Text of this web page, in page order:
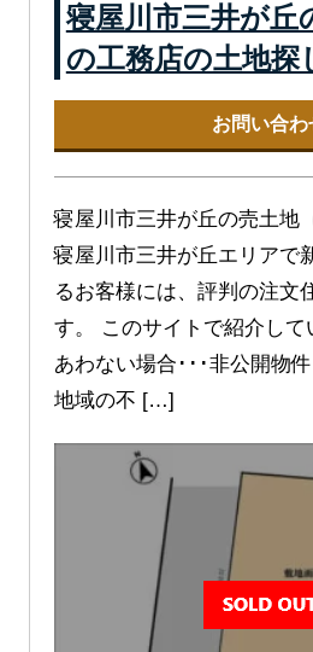
寝屋川市三井が丘
の工務店の土地探
お問い合わ
寝屋川市三井が丘の売土地
寝屋川市三井が丘エリアで
るお客様には、評判の注文
す。 このサイトで紹介して
あわない場合･･･非公開物
地域の不 […]